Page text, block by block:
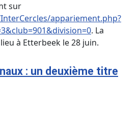
sur
appariement.php?
. La
à Etterbeek le 28 juin.
: un deuxième titre